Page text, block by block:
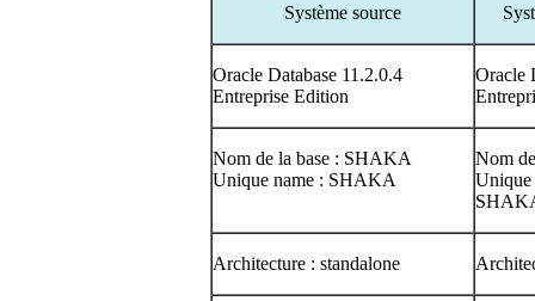
Système source
Oracle Database 11.2.0.4
Entreprise Edition
Oracle
Nom de la base : SHAKA
Unique name : SHAKA
Nom
Unique
Architecture : standalone